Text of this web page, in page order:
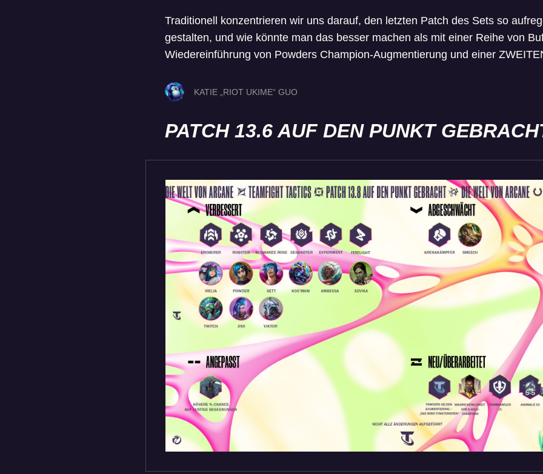
Traditionell konzentrieren wir uns darauf, den letzten Patch des Sets so
gestalten, und wie könnte man das besser machen als mit einer Reihe von
Wiedereinführung von Powders Champion-Augmentierung und einer
KATIE „RIOT UKIME“ GUO
PATCH 13.6 AUF DEN PUNKT